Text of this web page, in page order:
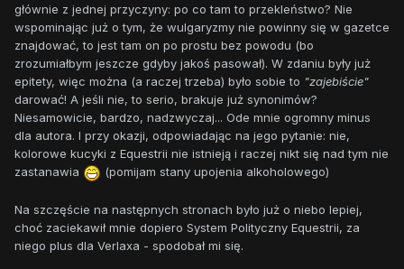
głównie z jednej przyczyny: po co tam to przekleństwo? Nie
wspominając już o tym, że wulgaryzmy nie powinny się w gazetce
znajdować, to jest tam on po prostu bez powodu (bo
zrozumiałbym jeszcze gdyby jakoś pasował). W zdaniu były już
epitety, więc można (a raczej trzeba) było sobie to "zajebiście"
darować! A jeśli nie, to serio, brakuje już synonimów?
Niesamowicie, bardzo, nadzwyczaj... Ode mnie ogromny minus
dla autora. I przy okazji, odpowiadając na jego pytanie: nie,
kolorowe kucyki z Equestrii nie istnieją i raczej nikt się nad tym nie
zastanawia
(pomijam stany upojenia alkoholowego)
Na szczęście na następnych stronach było już o niebo lepiej,
choć zaciekawił mnie dopiero System Polityczny Equestrii, za
niego plus dla Verlaxa - spodobał mi się.